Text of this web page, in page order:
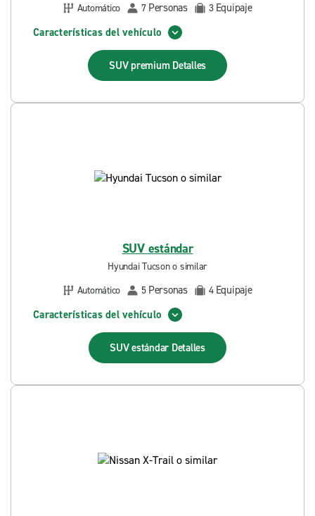
Automático
7 Personas 3 Equipaje
Características del vehículo
SUV premium Detalles
SUV estándar
Hyundai Tucson o similar
Automático
5 Personas 4 Equipaje
Características del vehículo
SUV estándar Detalles